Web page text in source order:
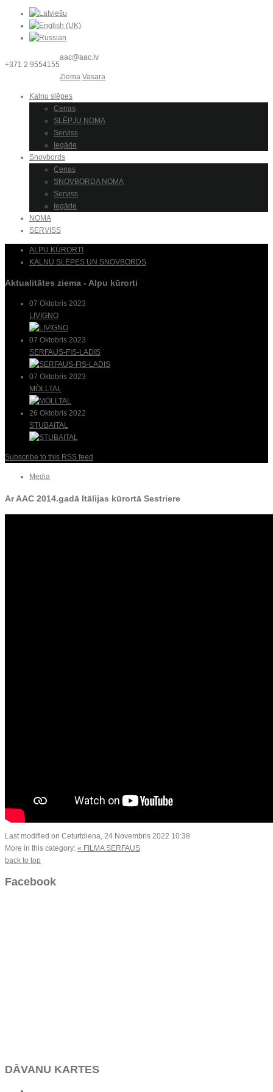
+371 2 9554155
aac@aac.lv
Ziema Vasara
Kalnu slēpes
Cenas
SLĒPJU NOMA
Serviss
Iegāde
Snovbords
Cenas
SNOVBORDA NOMA
Serviss
Iegāde
NOMA
SERVISS
ALPU KŪRORTI
KALNU SLĒPES UN SNOVBORDS
Aktualitātes ziema - Alpu kūrorti
07 Oktobris 2023
LIVIGNO
07 Oktobris 2023
SERFAUS-FIS-LADIS
07 Oktobris 2023
MÖLLTAL
26 Oktobris 2022
STUBAITAL
Subscribe to this RSS feed
Media
Ar AAC 2014.gadā Itālijas kūrortā Sestriere
Last modified on Ceturtdiena, 24 Novembris 2022 10:38
More in this category: « FILMA SERFAUS
back to top
Facebook
DĀVANU KARTES